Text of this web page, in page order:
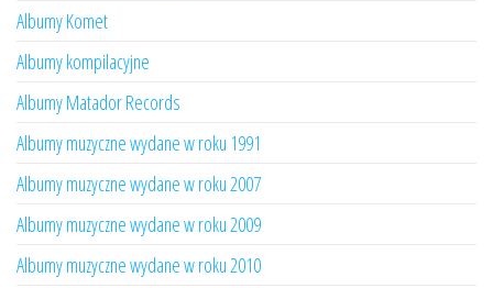
Albumy Komet
Albumy kompilacyjne
Albumy Matador Records
Albumy muzyczne wydane w roku 1991
Albumy muzyczne wydane w roku 2007
Albumy muzyczne wydane w roku 2009
Albumy muzyczne wydane w roku 2010